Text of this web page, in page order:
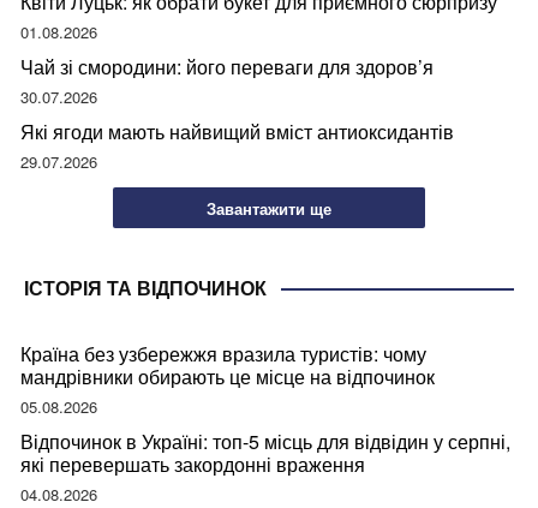
01.08.2026
Чай зі смородини: його переваги для здоров’я
30.07.2026
Які ягоди мають найвищий вміст антиоксидантів
29.07.2026
Завантажити ще
ІСТОРІЯ ТА ВІДПОЧИНОК
Країна без узбережжя вразила туристів: чому
мандрівники обирають це місце на відпочинок
05.08.2026
Відпочинок в Україні: топ-5 місць для відвідин у серпні,
які перевершать закордонні враження
04.08.2026